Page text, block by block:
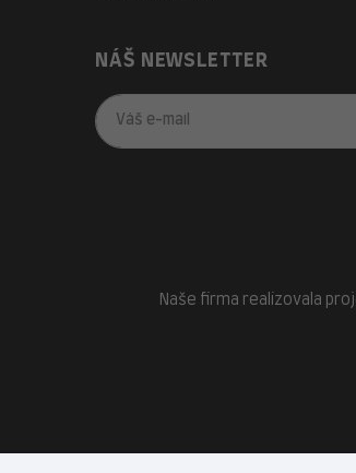
NÁŠ NEWSLETTER
Naše firma realizovala